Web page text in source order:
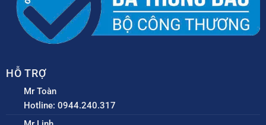
HỖ TRỢ
Mr Toàn
Hotline: 0944.240.317